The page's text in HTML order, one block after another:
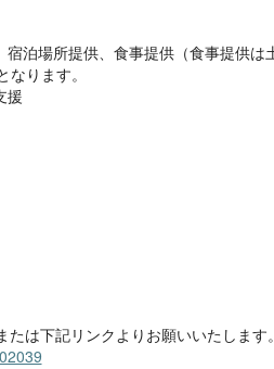
宿泊場所提供、食事提供（食事提供は
ります。
援
たは下記リンクよりお願いいたします。